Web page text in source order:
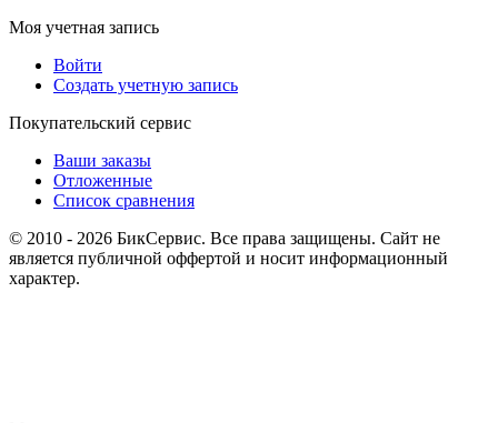
Моя учетная запись
Войти
Создать учетную запись
Покупательский сервис
Ваши заказы
Отложенные
Список сравнения
© 2010 - 2026 БикСервис. Все права защищены. Сайт не
является публичной оффертой и носит информационный
характер.